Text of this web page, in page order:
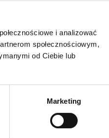
i analizować
społecznościowym,
od Ciebie lub
Marketing